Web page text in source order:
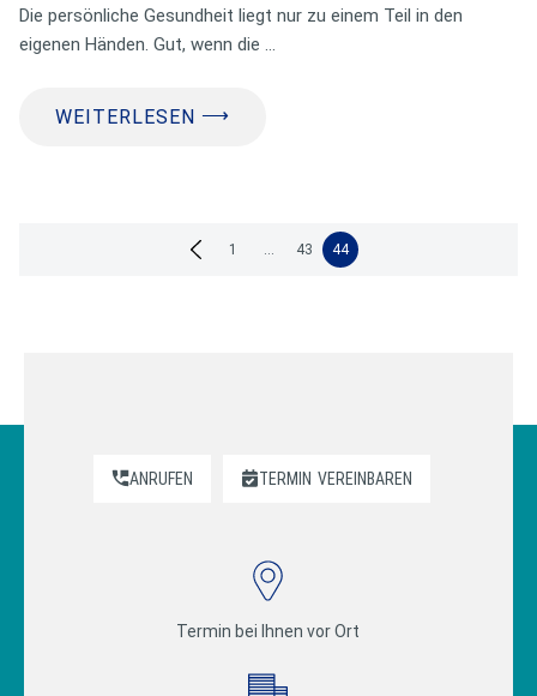
Die persönliche Gesundheit liegt nur zu einem Teil in den
eigenen Händen. Gut, wenn die …
WEITERLESEN ⟶
Seitennummerierung
1 … 43 44
ANRUFEN TERMIN VEREINBAREN
Termin bei Ihnen vor Ort